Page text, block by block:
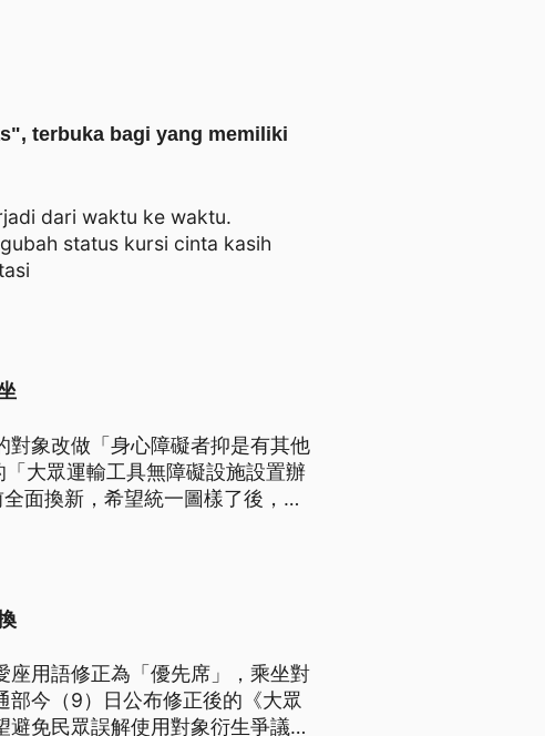
terbuka bagi yang memiliki
dari waktu ke waktu.
status kursi cinta kasih
對象改做「身心障礙者抑是有其他
大眾運輸工具無障礙設施設置辦
面換新，希望統一圖樣了後，會
座用語修正為「優先席」，乘坐對
今（9）日公布修正後的《大眾
免民眾誤解使用對象衍生爭議，